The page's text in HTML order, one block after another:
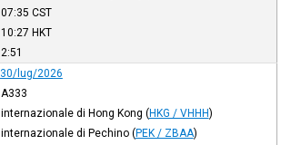
07:35 CST
10:27 HKT
2:51
30/lug/2026
A333
internazionale di Hong Kong (HKG / VHHH)
internazionale di Pechino (PEK / ZBAA)